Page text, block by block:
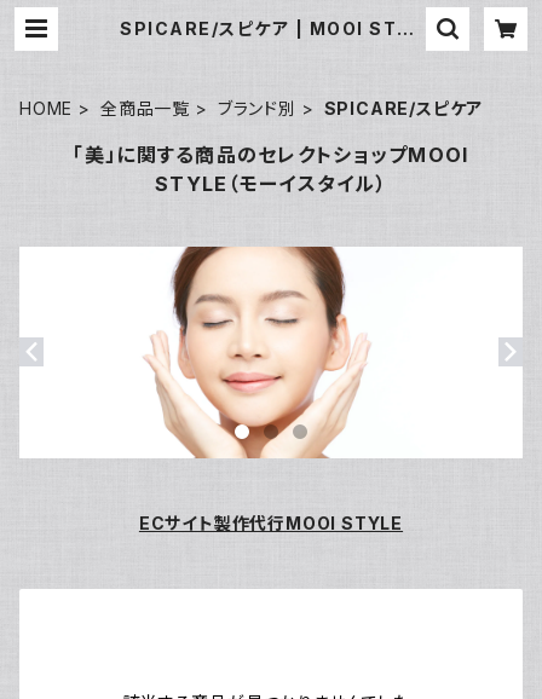
SPICARE/スピケア | MOOI STYL
HOME 全商品一覧 ブランド別 SPICARE/スピケア
「美」に関する商品のセレクトショップMOOI
STYLE（モーイスタイル）
ECサイト製作代行MOOI STYLE